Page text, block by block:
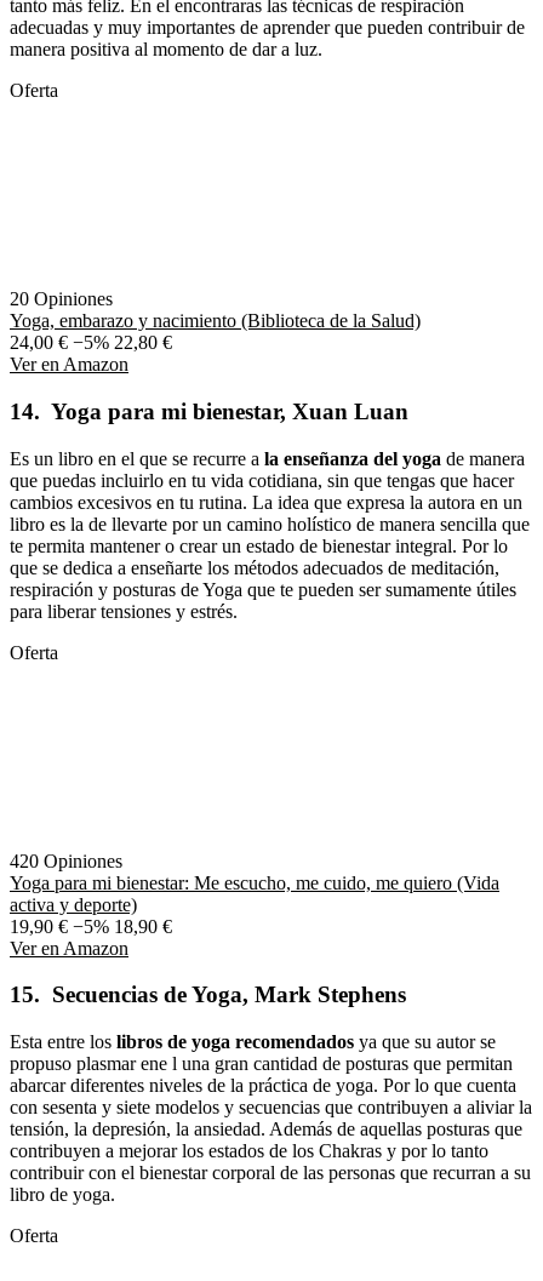
tanto más feliz. En el encontraras las técnicas de respiración
adecuadas y muy importantes de aprender que pueden contribuir de
manera positiva al momento de dar a luz.
Oferta
20 Opiniones
Yoga, embarazo y nacimiento (Biblioteca de la Salud)
24,00 € −5% 22,80 €
Ver en Amazon
14. Yoga para mi bienestar, Xuan Luan
Es un libro en el que se recurre a la enseñanza del yoga de manera
que puedas incluirlo en tu vida cotidiana, sin que tengas que hacer
cambios excesivos en tu rutina. La idea que expresa la autora en un
libro es la de llevarte por un camino holístico de manera sencilla que
te permita mantener o crear un estado de bienestar integral. Por lo
que se dedica a enseñarte los métodos adecuados de meditación,
respiración y posturas de Yoga que te pueden ser sumamente útiles
para liberar tensiones y estrés.
Oferta
420 Opiniones
Yoga para mi bienestar: Me escucho, me cuido, me quiero (Vida
activa y deporte)
19,90 € −5% 18,90 €
Ver en Amazon
15. Secuencias de Yoga, Mark Stephens
Esta entre los libros de yoga recomendados ya que su autor se
propuso plasmar ene l una gran cantidad de posturas que permitan
abarcar diferentes niveles de la práctica de yoga. Por lo que cuenta
con sesenta y siete modelos y secuencias que contribuyen a aliviar la
tensión, la depresión, la ansiedad. Además de aquellas posturas que
contribuyen a mejorar los estados de los Chakras y por lo tanto
contribuir con el bienestar corporal de las personas que recurran a su
libro de yoga.
Oferta